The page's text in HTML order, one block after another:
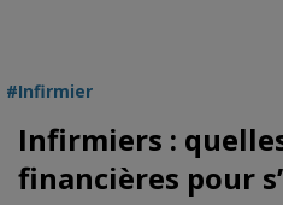
Infirmier
Infirmiers :
financières pour